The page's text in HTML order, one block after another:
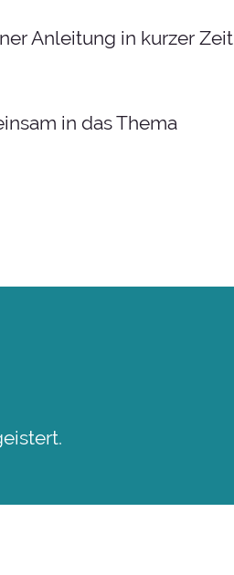
Anleitung in kurzer Zeit
in das Thema